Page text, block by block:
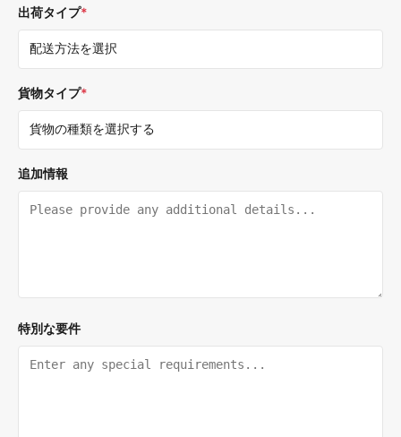
出荷タイプ*
貨物タイプ*
追加情報
特別な要件